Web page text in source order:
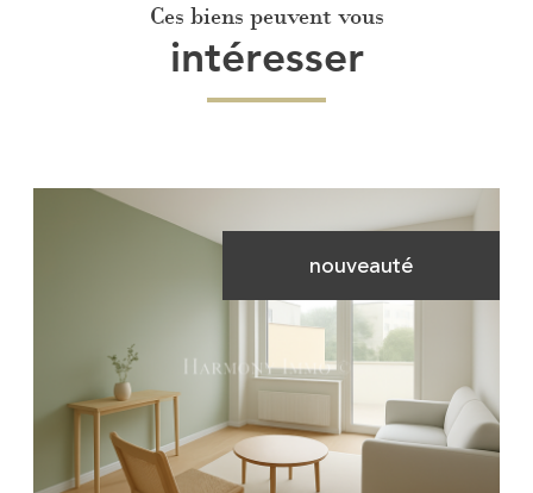
Ces biens peuvent vous
intéresser
nouveauté
Voir le bien